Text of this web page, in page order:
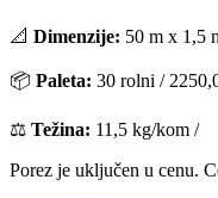
📐 Dimenzije: 50 m x 1,5
📦 Paleta: 30 rolni /
⚖️ Težina: 11,5 kg/kom /
Porez je uključen u cenu.